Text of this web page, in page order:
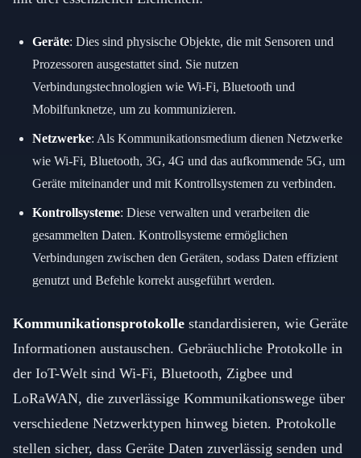
Geräte: Dies sind physische Objekte, die mit Sensoren und
Prozessoren ausgestattet sind. Sie nutzen
Verbindungstechnologien wie Wi-Fi, Bluetooth und
Mobilfunknetze, um zu kommunizieren.
Netzwerke: Als Kommunikationsmedium dienen Netzwerke
wie Wi-Fi, Bluetooth, 3G, 4G und das aufkommende 5G, um
Geräte miteinander und mit Kontrollsystemen zu verbinden.
Kontrollsysteme: Diese verwalten und verarbeiten die
gesammelten Daten. Kontrollsysteme ermöglichen
Verbindungen zwischen den Geräten, sodass Daten effizient
genutzt und Befehle korrekt ausgeführt werden.
Kommunikationsprotokolle standardisieren, wie Geräte
Informationen austauschen. Gebräuchliche Protokolle in
der IoT-Welt sind Wi-Fi, Bluetooth, Zigbee und
LoRaWAN, die zuverlässige Kommunikationswege über
verschiedene Netzwerktypen hinweg bieten. Protokolle
stellen sicher, dass Geräte Daten zuverlässig senden und